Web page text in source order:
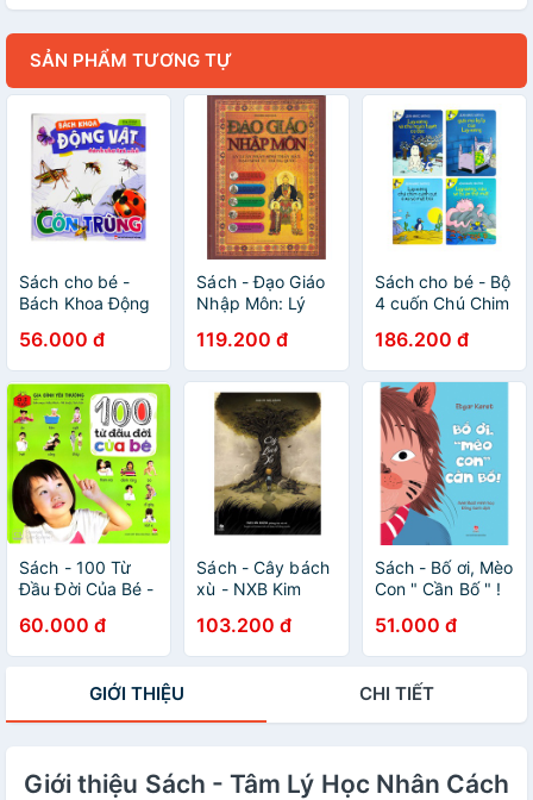
SẢN PHẨM TƯƠNG TỰ
Sách cho bé -
Bách Khoa Động
Nhỏ - Côn Trùng
56.000 đ
Sách - Đạo Giáo
Nhập Môn: Lý
Thàn Mật, Đạo
Sinh Tử Trung
Quốc Gigabook
119.200 đ
Sách cho bé - Bộ
4 cuốn Chú Chim
Xiêng - Tác giả
Jean Marc
Mathis
186.200 đ
Sách - 100 Từ
Đầu Đời Của Bé -
60.000 đ
Sách - Cây bách
xù - NXB Kim
103.200 đ
Sách - Bố ơi, Mèo
Con " Cần Bố " !
51.000 đ
GIỚI THIỆU CHI TIẾT
Giới thiệu Sách - Tâm Lý Học Nhân Cách